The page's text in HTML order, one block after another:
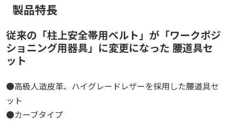
製品特長
従来の「柱上安全帯用ベルト」が「ワークポジ
ショニング用器具」に変更になった 腰道具セ
ット
●高級人造皮革、ハイグレードレザーを採用した腰道具セ
ット
●カーブタイプ